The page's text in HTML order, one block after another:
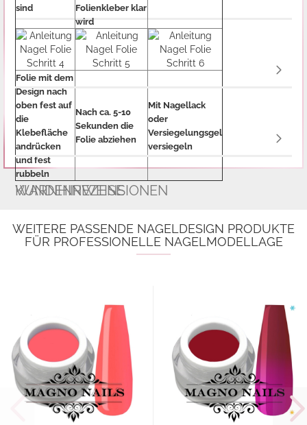
sind
Folienkleber klar
wird
Folie mit dem
Design nach
oben fest auf
die
Klebefläche
andrücken
und fest
rubbeln
Nach ca. 5-10
Sekunden die
Folie abziehen
Mit Nagellack
oder
Versiegelungsgel
versiegeln
WARNHINWEISE
KUNDENREZENSIONEN
WEITERE PASSENDE NAGELDESIGN PRODUKTE
FÜR PROFESSIONELLE NAGELMODELLAGE